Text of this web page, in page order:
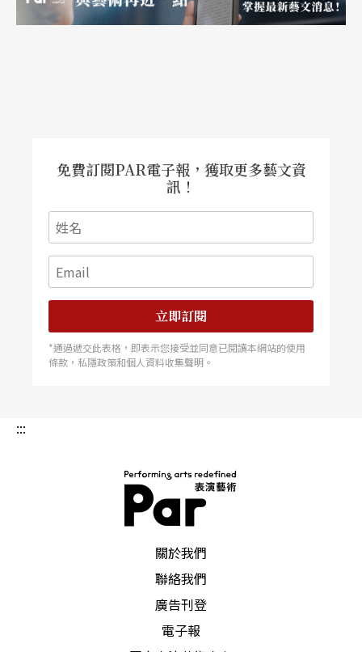
免費訂閱PAR電子報，獲取更多藝文資
訊！
立即訂閱
*通過遞交此表格，即表示您接受並同意已閱讀本網站的使用
條款，私隱政策和個人資料收集聲明。
:::
關於我們
聯絡我們
廣告刊登
電子報